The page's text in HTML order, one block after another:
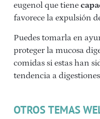
eugenol que tiene
favorece la expulsión
Puedes tomarla en
proteger la mucosa
comidas si estas han
tendencia a
OTROS TEMAS